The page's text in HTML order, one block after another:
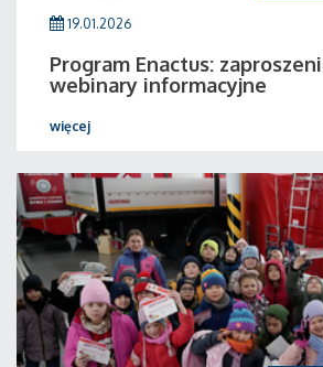
19.01.2026
Program Enactus:
webinary informacyjne
więcej